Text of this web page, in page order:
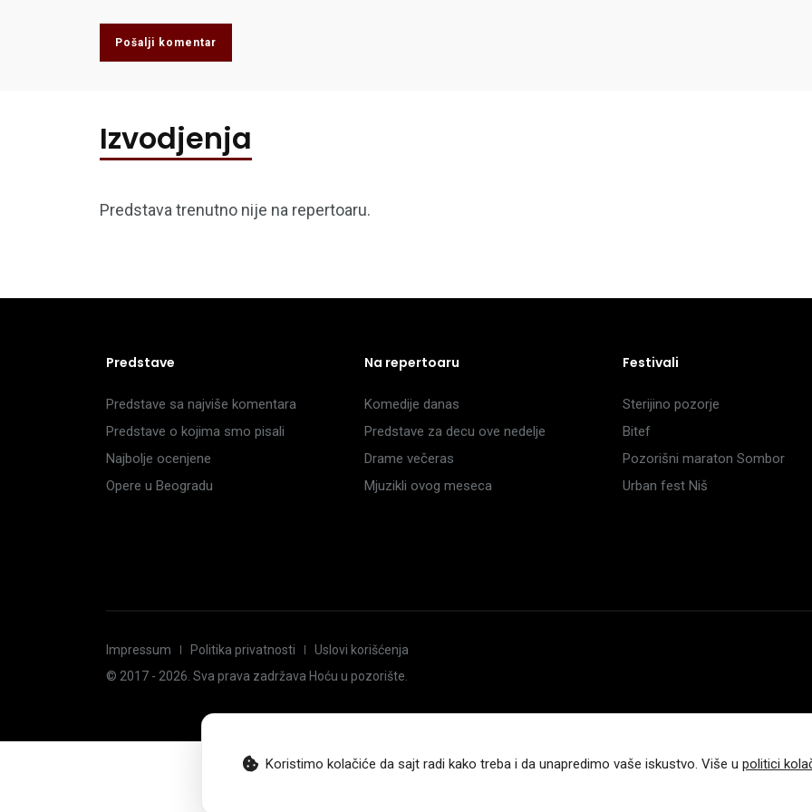
Pošalji komentar
Izvodjenja
Predstava trenutno nije na repertoaru.
Koristimo kolačiće da sajt radi kako treba i da unapredimo vaše iskustvo. Više u politici
Predstave
Predstave sa najviše komentara
Predstave o kojima smo pisali
Najbolje ocenjene
Opere u Beogradu
Na repertoaru
Komedije danas
Predstave za decu ove nedelje
Drame večeras
Mjuzikli ovog meseca
Festivali
Sterijino pozorje
Bitef
Pozorišni maraton Sombor
Urban fest Niš
Impressum Politika privatnosti
Uslovi korišćenja
© 2017 - 2026 . Sva prava zadržava Hoću u pozorište.